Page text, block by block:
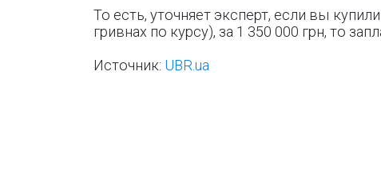
То есть, уточняет эксперт, если вы
гривнах по курсу), за 1 350 000 грн, то
Источник: UBR.ua